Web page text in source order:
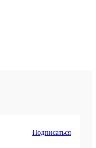
Подписаться